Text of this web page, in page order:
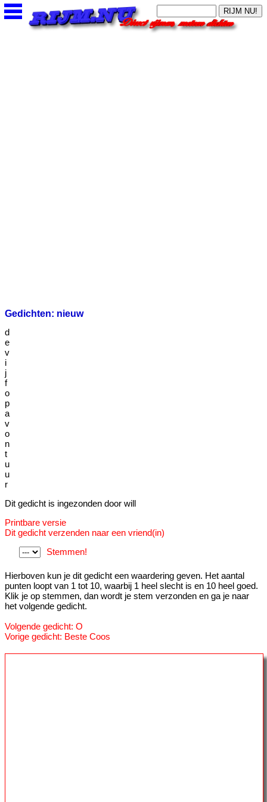
Gedichten: nieuw
d
e
v
i
j
f
o
p
a
v
o
n
t
u
u
r
Dit gedicht is ingezonden door will
Printbare versie
Dit gedicht verzenden naar een vriend(in)
Stemmen!
Hierboven kun je dit gedicht een waardering geven. Het aantal
punten loopt van 1 tot 10, waarbij 1 heel slecht is en 10 heel goed.
Klik je op stemmen, dan wordt je stem verzonden en ga je naar
het volgende gedicht.
Volgende gedicht: O
Vorige gedicht: Beste Coos